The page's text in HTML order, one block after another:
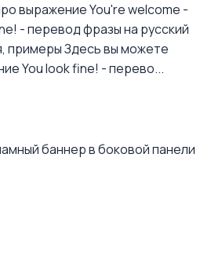
выражение You're welcome -
- перевод фразы на русский
примерыЗдесь вы можете
You look fine! - перево...